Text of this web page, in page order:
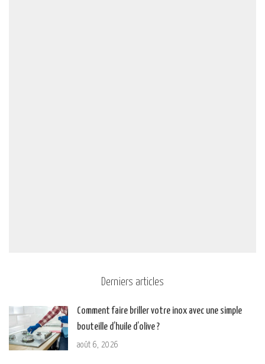
Derniers articles
Comment faire briller votre inox avec une simple
bouteille d’huile d’olive ?
août 6, 2026